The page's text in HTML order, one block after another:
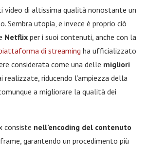
video di altissima qualità nonostante un
Sembra utopia, e invece è proprio ciò
Netflix per i suoi contenuti, anche con la
di streaming ha ufficializzato
considerata come una delle migliori
realizzate, riducendo l’ampiezza della
a migliorare la qualità dei
consiste nell’encoding del contenuto
garantendo un procedimento più